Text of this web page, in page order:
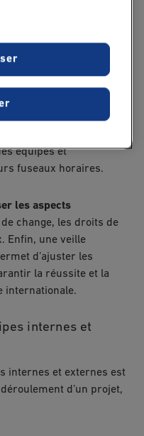
et culturelles
une
équipes et
fuseaux horaires.
les aspects
change, les droits de
Enfin, une veille
d’ajuster les
la réussite et la
internationale.
internes et
internes et externes est
d’un projet,